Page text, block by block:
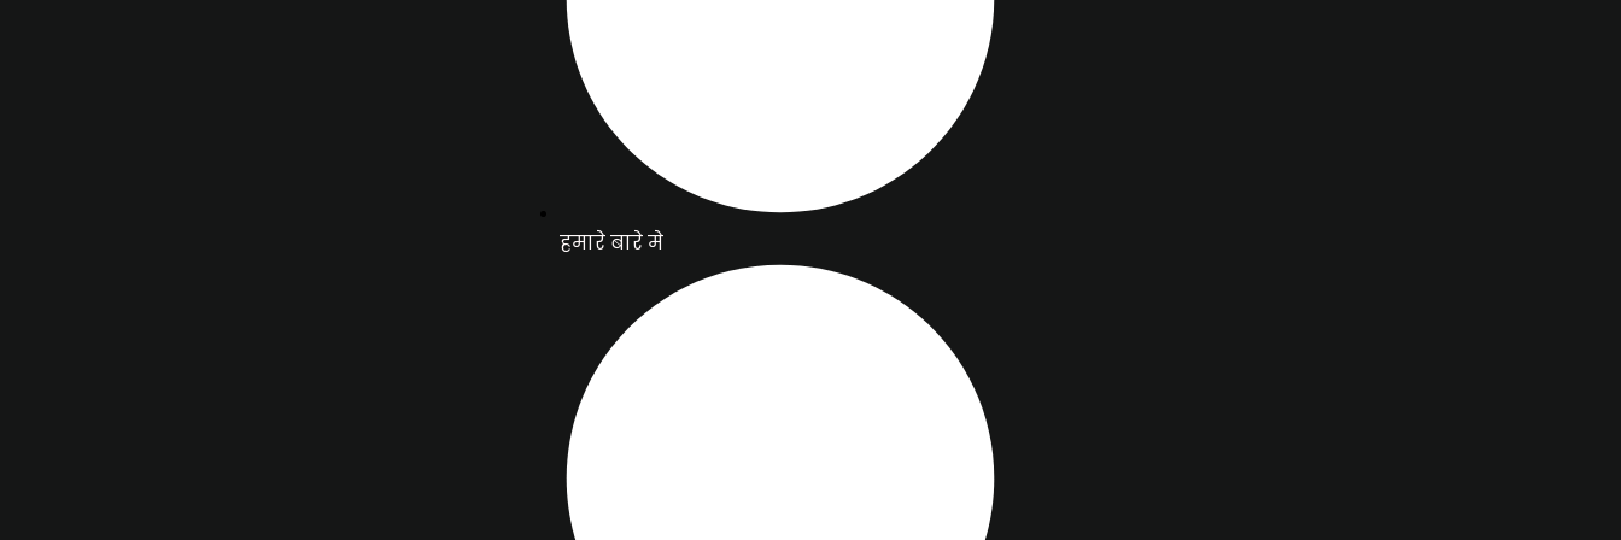
हमारे बारे मे